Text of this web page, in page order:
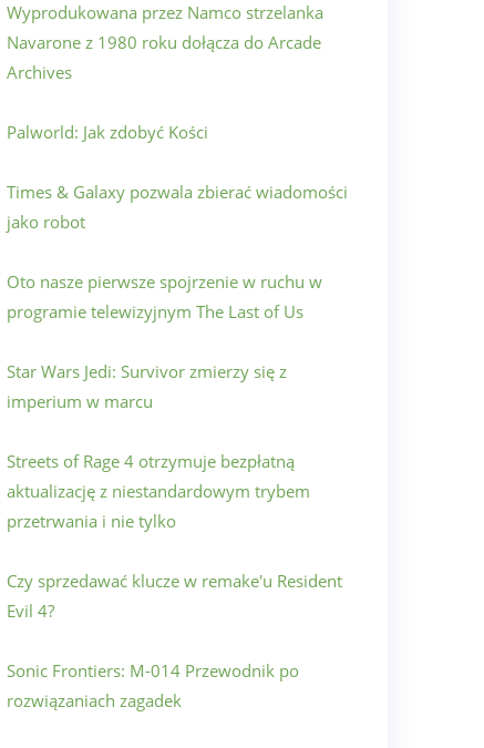
Wyprodukowana przez Namco strzelanka
Navarone z 1980 roku dołącza do Arcade
Archives
Palworld: Jak zdobyć Kości
Times & Galaxy pozwala zbierać wiadomości
jako robot
Oto nasze pierwsze spojrzenie w ruchu w
programie telewizyjnym The Last of Us
Star Wars Jedi: Survivor zmierzy się z
imperium w marcu
Streets of Rage 4 otrzymuje bezpłatną
aktualizację z niestandardowym trybem
przetrwania i nie tylko
Czy sprzedawać klucze w remake'u Resident
Evil 4?
Sonic Frontiers: M-014 Przewodnik po
rozwiązaniach zagadek